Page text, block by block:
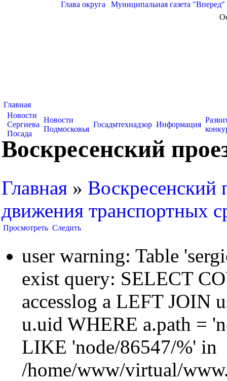
Глава округа Муниципальная газета "Вперед"
Главная
Новости
Сергиева
Посада
Новости
Подмосковья
Госадмтехнадзор Информация
Воскресенский
Главная » Воскресенский
движения транспортных
Просмотреть Следить
user warning: Table
exist query: SELECT
accesslog a LEFT JOIN
u.uid WHERE a.path =
LIKE 'node/86547/%' in
/home/www/virtual/